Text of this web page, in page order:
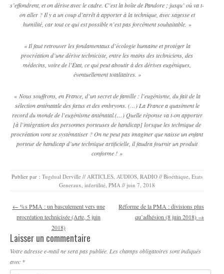
s’effondrent, et on dérive avec le cadre. C’est la boîte de Pandore ; jusqu’ où va t-
on aller ? Il y a un coup d’arrêt à apporter à la technique, avec sagesse et
humilité, car tout ce qui est possible n’est pas forcément souhaitable. »
« Il faut retrouver les fondamentaux d’écologie humaine et protéger la
procréation d’une dérive techniciste, entre les mains des techniciens, des
médecins, voire de l’État, ce qui peut aboutir à des dérives eugéniques,
éventuellement totalitaires. »
« Nous souffrons, en France, d’un secret de famille : l’eugénisme, du fait de la
sélection anténatale des fœtus et des embryons. (…) La France a quasiment le
record du monde de l’eugénisme anténatal.(…) Quelle réponse va t-on apporter
[à l’intégration des personnes porteuses de handicap] lorsque les technique de
procréation vont se systématiser ? On ne peut pas imaginer que naisse un enfant
porteur de handicap d’une technique artificielle, il faudra fournir un produit
conforme ! »
Publier par : Tugdual Derville // ARTICLES AUDIOS RADIO // Bioéthique Etats
Generaux infertilité PMA // juin 7, 2018
Navigation des articles
← %s PMA : un basculement vers une
procréation technicisée (Arte, 5 juin
2018)
Réforme de la PMA : divisions plus
qu’adhésion (8 juin 2018) →
Laisser un commentaire
Votre adresse e-mail ne sera pas publiée. Les champs obligatoires sont indiqués
avec *